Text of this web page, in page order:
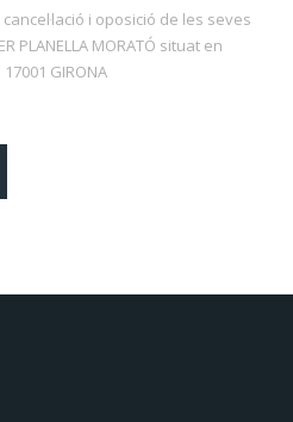
i oposició de les seves
PLANELLA MORATÓ situat en
17001 GIRONA